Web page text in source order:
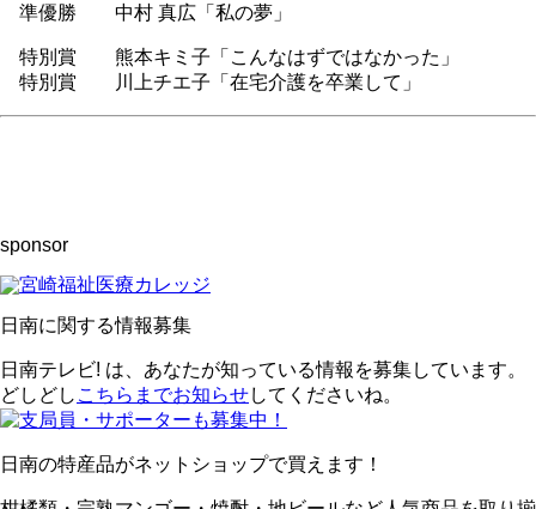
準優勝 中村 真広「私の夢」
特別賞 熊本キミ子「こんなはずではなかった」
特別賞 川上チエ子「在宅介護を卒業して」
sponsor
日南に関する情報募集
日南テレビ! は、あなたが知っている情報を募集しています。
どしどし こちらまでお知らせしてくださいね。
日南の特産品がネットショップで買えます！